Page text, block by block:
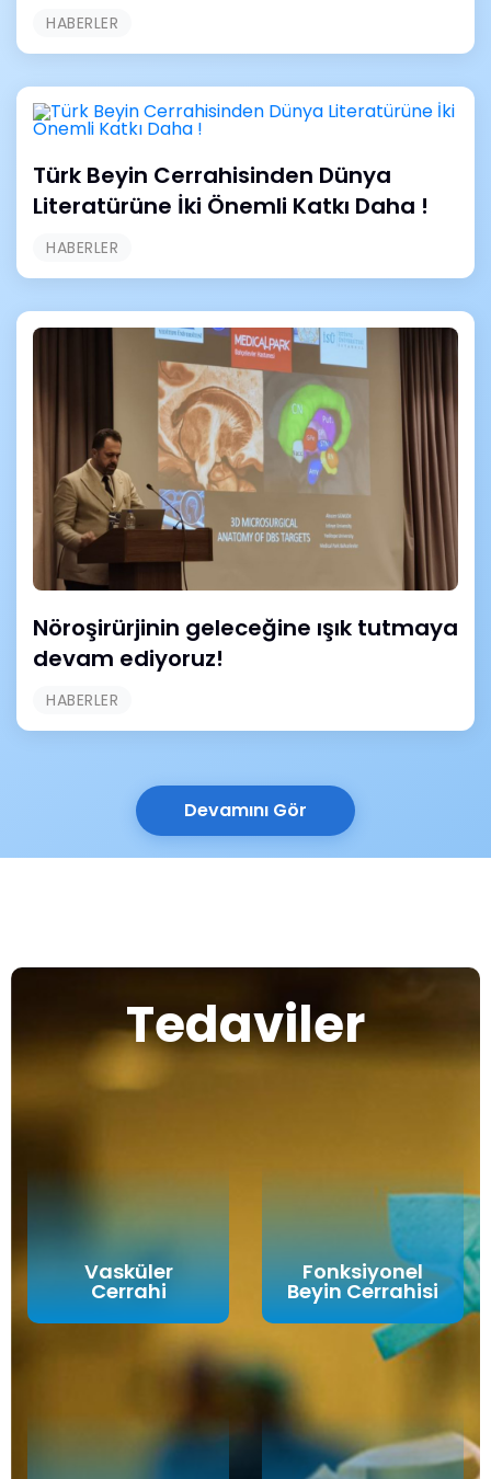
HABERLER
Türk Beyin Cerrahisinden Dünya
Literatürüne İki Önemli Katkı Daha !
HABERLER
Nöroşirürjinin geleceğine ışık tutmaya
devam ediyoruz!
HABERLER
Devamını Gör
Tedaviler
Vasküler
Cerrahi
Fonksiyonel
Beyin Cerrahisi